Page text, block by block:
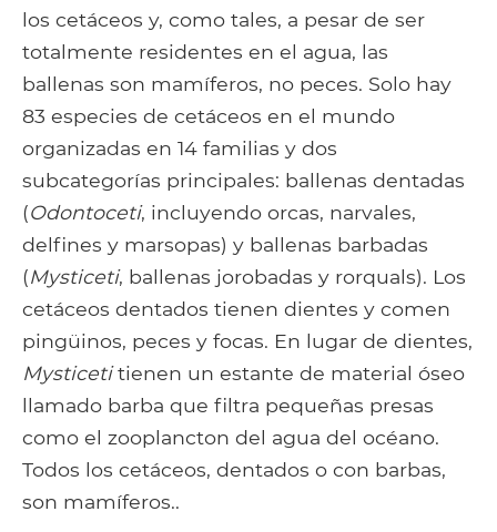
los cetáceos y, como tales, a pesar de ser
totalmente residentes en el agua, las
ballenas son mamíferos, no peces. Solo hay
83 especies de cetáceos en el mundo
organizadas en 14 familias y dos
subcategorías principales: ballenas dentadas
(Odontoceti, incluyendo orcas, narvales,
delfines y marsopas) y ballenas barbadas
(Mysticeti, ballenas jorobadas y rorquals). Los
cetáceos dentados tienen dientes y comen
pingüinos, peces y focas. En lugar de dientes,
Mysticetitienen un estante de material óseo
llamado barba que filtra pequeñas presas
como el zooplancton del agua del océano.
Todos los cetáceos, dentados o con barbas,
son mamíferos..